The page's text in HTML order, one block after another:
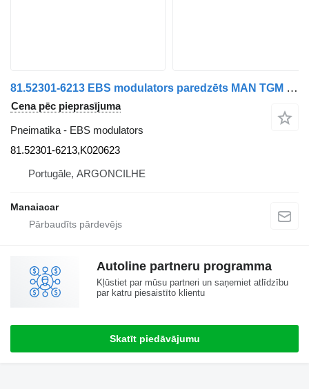
81.52301-6213 EBS modulators paredzēts MAN TGM | 05 kravas automašīnas
Cena pēc pieprasījuma
Pneimatika - EBS modulators
81.52301-6213,K020623
Portugāle, ARGONCILHE
Manaiacar
Autoline partneru programma
Kļūstiet par mūsu partneri un saņemiet atlīdzību
par katru piesaistīto klientu
Skatīt piedāvājumu